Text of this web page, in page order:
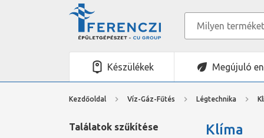
Készülékek Megújuló
Kezdőoldal Víz-Gáz-Fűtés Légtechnika
Klíma
Találatok szűkítése